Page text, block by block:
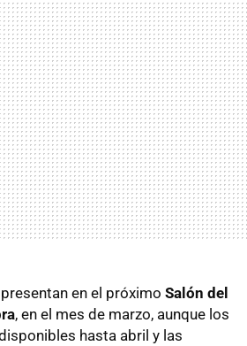
en el próximo Salón del
, en el mes de marzo, aunque los
hasta abril y las